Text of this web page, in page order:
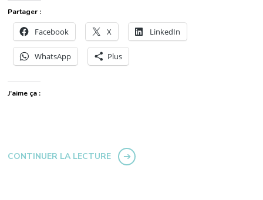
Partager :
Facebook X LinkedIn
WhatsApp Plus
J’aime ça :
CONTINUER LA LECTURE